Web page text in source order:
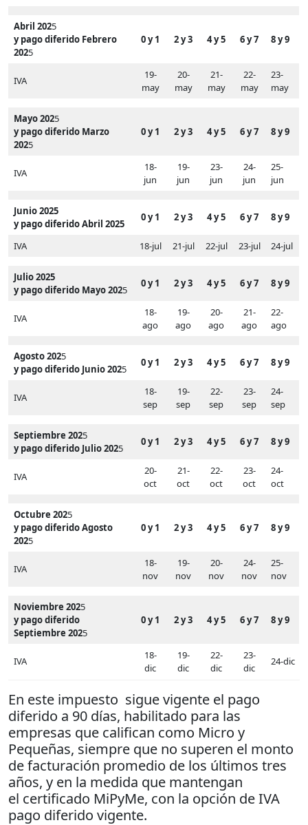
Abril 2025
y pago diferido Febrero
2025
0 y 1 2 y 3 4 y 5 6 y 7 8 y 9
IVA
19-
may
20-
may
21-
may
22-
may
23-
may
Mayo 2025
y pago diferido Marzo
2025
0 y 1 2 y 3 4 y 5 6 y 7 8 y 9
IVA
18-
jun
19-
jun
23-
jun
24-
jun
25-
jun
Junio 2025
y pago diferido Abril 2025
0 y 1 2 y 3 4 y 5 6 y 7 8 y 9
IVA 18-jul 21-jul 22-jul 23-jul 24-jul
Julio 2025
y pago diferido Mayo 2025
0 y 1 2 y 3 4 y 5 6 y 7 8 y 9
IVA
18-
ago
19-
ago
20-
ago
21-
ago
22-
ago
Agosto 2025
y pago diferido Junio 2025
0 y 1 2 y 3 4 y 5 6 y 7 8 y 9
IVA
18-
sep
19-
sep
22-
sep
23-
sep
24-
sep
Septiembre 2025
y pago diferido Julio 2025
0 y 1 2 y 3 4 y 5 6 y 7 8 y 9
IVA
20-
oct
21-
oct
22-
oct
23-
oct
24-
oct
Octubre 2025
y pago diferido Agosto
2025
0 y 1 2 y 3 4 y 5 6 y 7 8 y 9
IVA
18-
nov
19-
nov
20-
nov
24-
nov
25-
nov
Noviembre 2025
y pago diferido
Septiembre 2025
0 y 1 2 y 3 4 y 5 6 y 7 8 y 9
IVA
18-
dic
19-
dic
22-
dic
23-
dic
24-dic
En este impuesto sigue vigente el pago
diferido a 90 días, habilitado para las
empresas que califican como Micro y
Pequeñas, siempre que no superen el monto
de facturación promedio de los últimos tres
años, y en la medida que mantengan
el certificado MiPyMe, con la opción de IVA
pago diferido vigente.